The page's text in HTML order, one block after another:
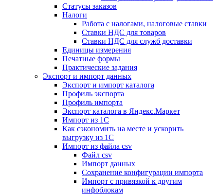
Статусы заказов
Налоги
Работа с налогами, налоговые ставки
Ставки НДС для товаров
Ставки НДС для служб доставки
Единицы измерения
Печатные формы
Практические задания
Экспорт и импорт данных
Экспорт и импорт каталога
Профиль экспорта
Профиль импорта
Экспорт каталога в Яндекс.Маркет
Импорт из 1С
Как сэкономить на месте и ускорить
выгрузку из 1С
Импорт из файла csv
Файл csv
Импорт данных
Сохранение конфигурации импорта
Импорт с привязкой к другим
инфоблокам